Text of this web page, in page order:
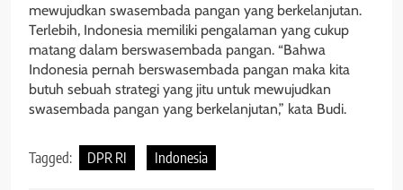
mewujudkan swasembada pangan yang berkelanjutan.
Terlebih, Indonesia memiliki pengalaman yang cukup
matang dalam berswasembada pangan. “Bahwa
Indonesia pernah berswasembada pangan maka kita
butuh sebuah strategi yang jitu untuk mewujudkan
swasembada pangan yang berkelanjutan,” kata Budi.
Tagged: DPR RI Indonesia